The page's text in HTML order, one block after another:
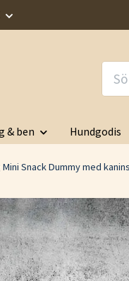
& ben Hundgodis
Snack Dummy med